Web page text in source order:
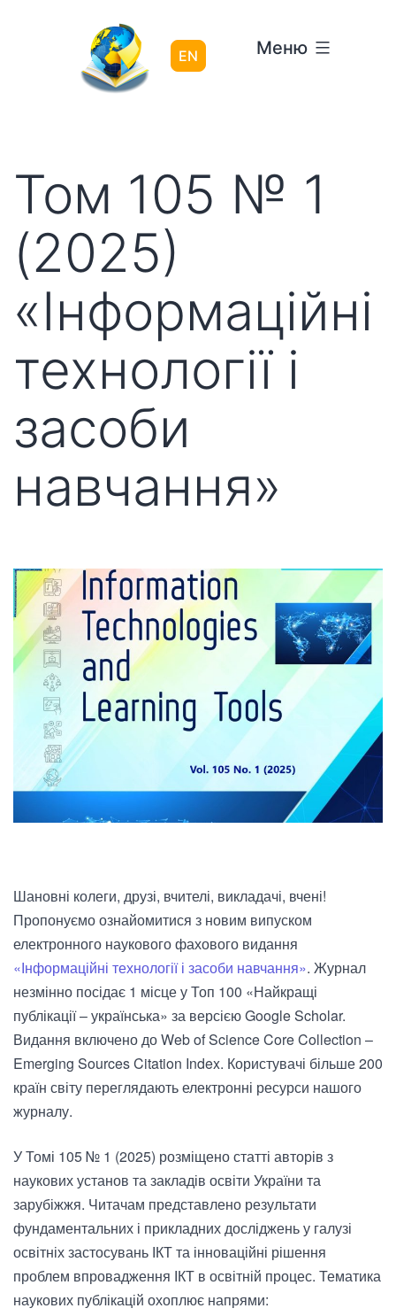
EN Меню
Том 105 № 1
(2025)
«Інформаційні
технології і
засоби
навчання»
Шановні колеги, друзі, вчителі, викладачі, вчені!
Пропонуємо ознайомитися з новим випуском
електронного наукового фахового видання
«Інформаційні технології і засоби навчання». Журнал
незмінно посідає 1 місце у Топ 100 «Найкращі
публікації – українська» за версією Google Scholar.
Видання включено до Web of Science Core Collection –
Emerging Sources Citation Index. Користувачі більше 200
країн світу переглядають електронні ресурси нашого
журналу.
У Томі 105 № 1 (2025) розміщено статті авторів з
наукових установ та закладів освіти України та
зарубіжжя. Читачам представлено результати
фундаментальних і прикладних досліджень у галузі
освітніх застосувань ІКТ та інноваційні рішення
проблем впровадження ІКТ в освітній процес. Тематика
наукових публікацій охоплює напрями: